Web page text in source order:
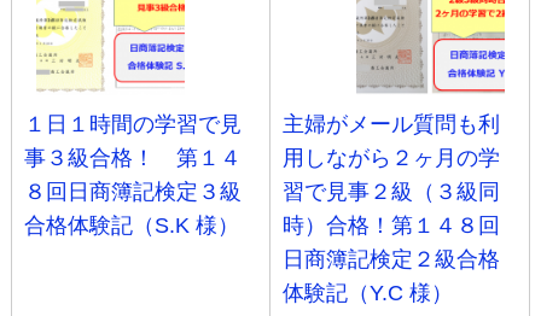
１日１時間の学習で見
事３級合格！ 第１４
８回日商簿記検定３級
合格体験記（S.K 様）
主婦がメール質問も利
用しながら２ヶ月の学
習で見事２級（３級同
時）合格！第１４８回
日商簿記検定２級合格
体験記（Y.C 様）